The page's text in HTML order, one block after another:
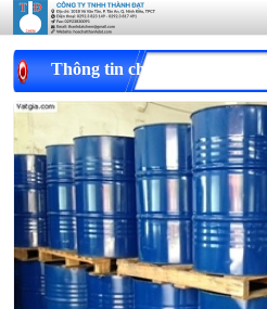
Thông tin chi tiết